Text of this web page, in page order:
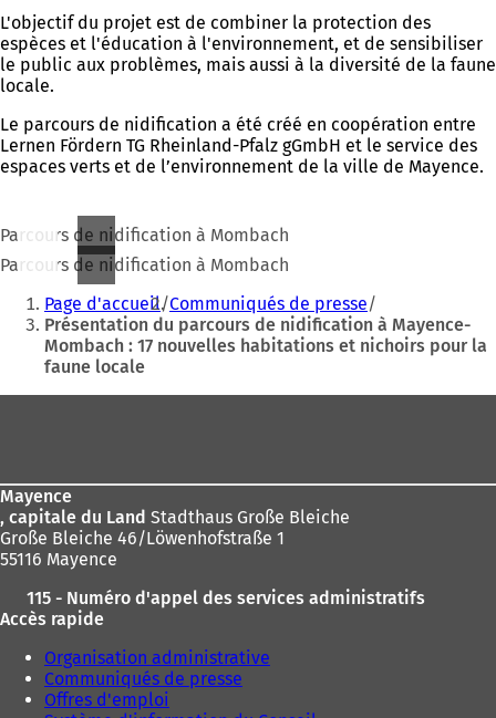
L'objectif du projet est de combiner la protection des
espèces et l'éducation à l'environnement, et de sensibiliser
le public aux problèmes, mais aussi à la diversité de la faune
locale.
Le parcours de nidification a été créé en coopération entre
Lernen Fördern TG Rheinland-Pfalz gGmbH et le service des
espaces verts et de l’environnement de la ville de Mayence.
Parcours de nidification à Mombach
Parcours de nidification à Mombach
Vous
êtes
Page d'accueil Communiqués de presse
Présentation du parcours de nidification à Mayence-
Mombach : 17 nouvelles habitations et nichoirs pour la
faune locale
Mayence
, capitale du Land Stadthaus Große Bleiche
Große Bleiche 46/Löwenhofstraße 1
55116 Mayence
115 - Numéro d'appel des services administratifs
Accès rapide
Organisation administrative
Communiqués de presse
Offres d'emploi